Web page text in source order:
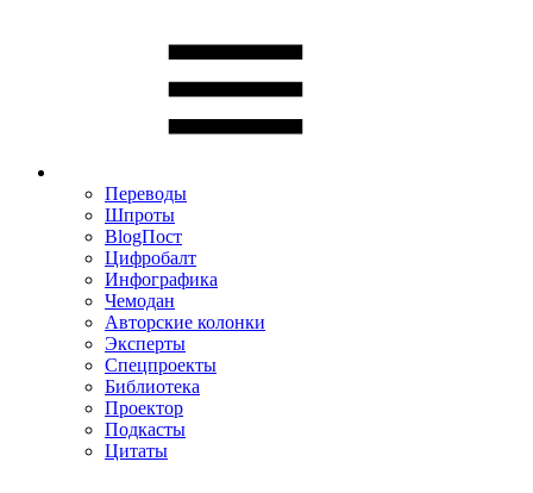
Переводы
Шпроты
BlogПост
Цифробалт
Инфографика
Чемодан
Авторские колонки
Эксперты
Спецпроекты
Библиотека
Проектор
Подкасты
Цитаты